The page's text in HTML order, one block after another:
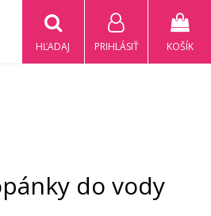
KOŠÍK
PRIHLÁSIŤ
HĽADAJ
do vody